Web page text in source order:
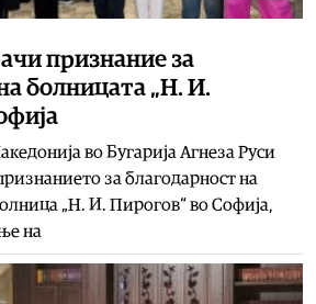
признание за
болницата „Н. И.
во Бугарија Агнеза Руси
за благодарност на
„Н. И. Пирогов“ во Софија,
на